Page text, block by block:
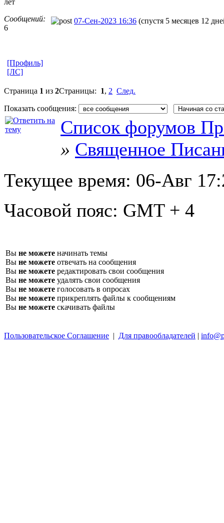
Сообщений:
6
07-Сен-2023 16:36 (спустя 5 месяцев 12
[Профиль]
[ЛС]
Страница 1 из 2Страницы: 1, 2 След.
Показать сообщения:
Список форумов
» Священное
Текущее время: 06-Авг
Часовой пояс: GMT + 4
Вы не можете начинать темы
Вы не можете отвечать на сообщения
Вы не можете редактировать свои сообщения
Вы не можете удалять свои сообщения
Вы не можете голосовать в опросах
Вы не можете прикреплять файлы к сообщениям
Вы не можете скачивать файлы
Пользовательское Соглашение | Для правообладателей |